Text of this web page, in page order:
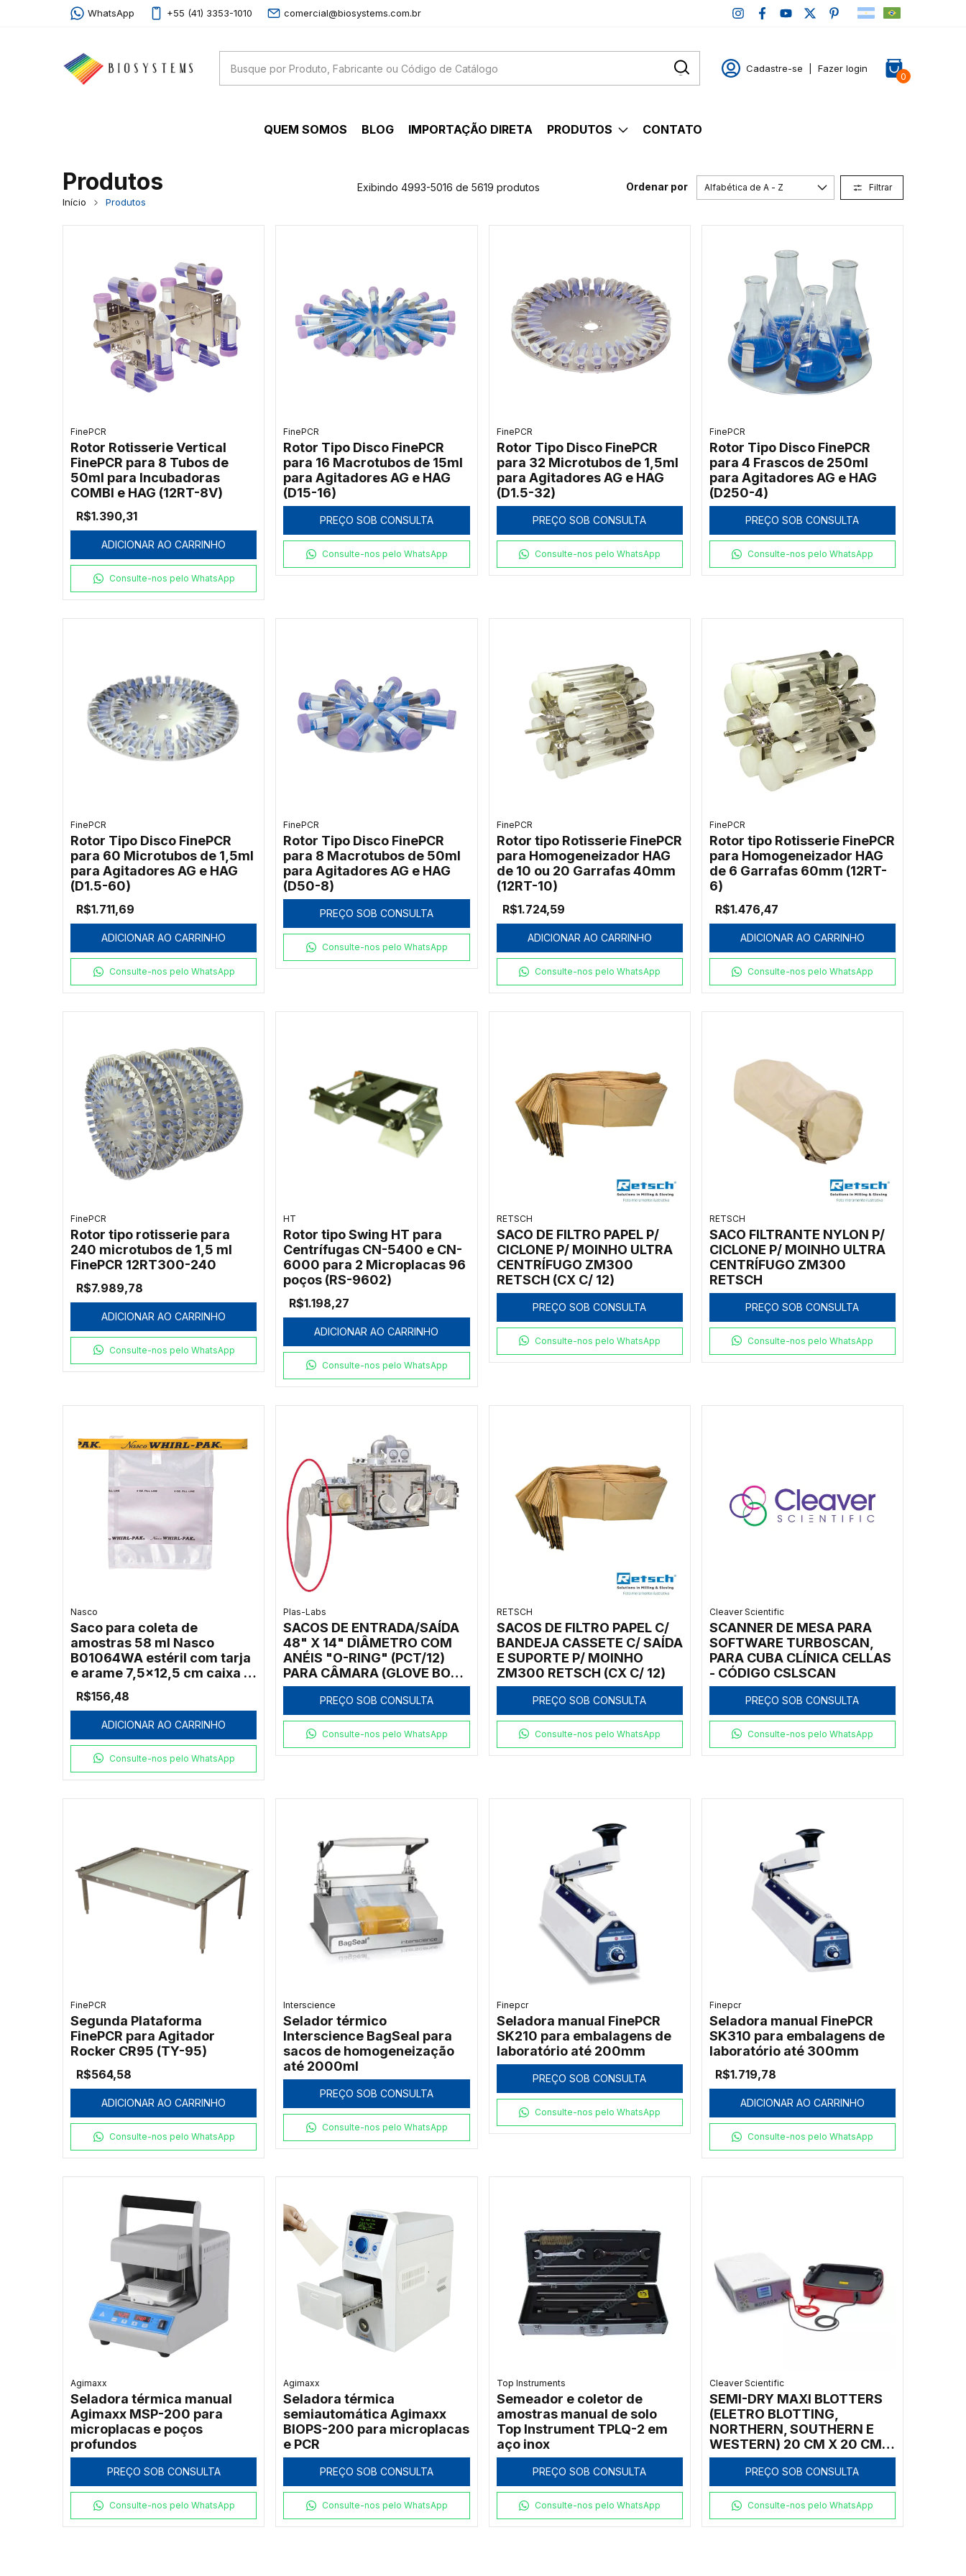
WhatsApp +55 (41) 3353-1010 comercial@biosystems.com.br
Cadastre-se Fazer login
0
QUEM SOMOS BLOG IMPORTAÇÃO DIRETA PRODUTOS CONTATO
Produtos
Início Produtos
Exibindo 4993-5016 de 5619 produtos Ordenar por Filtrar
FinePCR
Rotor Rotisserie Vertical
FinePCR para 8 Tubos de
50ml para Incubadoras
COMBI e HAG (12RT-8V)
R$1.390,31
ADICIONAR AO CARRINHO
Consulte-nos pelo WhatsApp
FinePCR
Rotor Tipo Disco FinePCR
para 16 Macrotubos de 15ml
para Agitadores AG e HAG
(D15-16)
PREÇO SOB CONSULTA
Consulte-nos pelo WhatsApp
FinePCR
Rotor Tipo Disco FinePCR
para 32 Microtubos de 1,5ml
para Agitadores AG e HAG
(D1.5-32)
PREÇO SOB CONSULTA
Consulte-nos pelo WhatsApp
FinePCR
Rotor Tipo Disco FinePCR
para 4 Frascos de 250ml
para Agitadores AG e HAG
(D250-4)
PREÇO SOB CONSULTA
Consulte-nos pelo WhatsApp
FinePCR
Rotor Tipo Disco FinePCR
para 60 Microtubos de 1,5ml
para Agitadores AG e HAG
(D1.5-60)
R$1.711,69
ADICIONAR AO CARRINHO
Consulte-nos pelo WhatsApp
FinePCR
Rotor Tipo Disco FinePCR
para 8 Macrotubos de 50ml
para Agitadores AG e HAG
(D50-8)
PREÇO SOB CONSULTA
Consulte-nos pelo WhatsApp
FinePCR
Rotor tipo Rotisserie FinePCR
para Homogeneizador HAG
de 10 ou 20 Garrafas 40mm
(12RT-10)
R$1.724,59
ADICIONAR AO CARRINHO
Consulte-nos pelo WhatsApp
FinePCR
Rotor tipo Rotisserie FinePCR
para Homogeneizador HAG
de 6 Garrafas 60mm (12RT-
6)
R$1.476,47
ADICIONAR AO CARRINHO
Consulte-nos pelo WhatsApp
FinePCR
Rotor tipo rotisserie para
240 microtubos de 1,5 ml
FinePCR 12RT300-240
R$7.989,78
ADICIONAR AO CARRINHO
Consulte-nos pelo WhatsApp
HT
Rotor tipo Swing HT para
Centrífugas CN-5400 e CN-
6000 para 2 Microplacas 96
poços (RS-9602)
R$1.198,27
ADICIONAR AO CARRINHO
Consulte-nos pelo WhatsApp
RETSCH
SACO DE FILTRO PAPEL P/
CICLONE P/ MOINHO ULTRA
CENTRÍFUGO ZM300
RETSCH (CX C/ 12)
PREÇO SOB CONSULTA
Consulte-nos pelo WhatsApp
RETSCH
SACO FILTRANTE NYLON P/
CICLONE P/ MOINHO ULTRA
CENTRÍFUGO ZM300
RETSCH
PREÇO SOB CONSULTA
Consulte-nos pelo WhatsApp
Nasco
Saco para coleta de
amostras 58 ml Nasco
B01064WA estéril com tarja
e arame 7,5x12,5 cm caixa c/
500
R$156,48
ADICIONAR AO CARRINHO
Consulte-nos pelo WhatsApp
Plas-Labs
SACOS DE ENTRADA/SAÍDA
48" X 14" DIÂMETRO COM
ANÉIS "O-RING" (PCT/12)
PARA CÂMARA (GLOVE BOX)
SÉRIE 840-PH PLAS-LABS
PREÇO SOB CONSULTA
Consulte-nos pelo WhatsApp
RETSCH
SACOS DE FILTRO PAPEL C/
BANDEJA CASSETE C/ SAÍDA
E SUPORTE P/ MOINHO
ZM300 RETSCH (CX C/ 12)
PREÇO SOB CONSULTA
Consulte-nos pelo WhatsApp
Cleaver Scientific
SCANNER DE MESA PARA
SOFTWARE TURBOSCAN,
PARA CUBA CLÍNICA CELLAS
- CÓDIGO CSLSCAN
PREÇO SOB CONSULTA
Consulte-nos pelo WhatsApp
FinePCR
Segunda Plataforma
FinePCR para Agitador
Rocker CR95 (TY-95)
R$564,58
ADICIONAR AO CARRINHO
Consulte-nos pelo WhatsApp
Interscience
Selador térmico
Interscience BagSeal para
sacos de homogeneização
até 2000ml
PREÇO SOB CONSULTA
Consulte-nos pelo WhatsApp
Finepcr
Seladora manual FinePCR
SK210 para embalagens de
laboratório até 200mm
PREÇO SOB CONSULTA
Consulte-nos pelo WhatsApp
Finepcr
Seladora manual FinePCR
SK310 para embalagens de
laboratório até 300mm
R$1.719,78
ADICIONAR AO CARRINHO
Consulte-nos pelo WhatsApp
Agimaxx
Seladora térmica manual
Agimaxx MSP-200 para
microplacas e poços
profundos
PREÇO SOB CONSULTA
Consulte-nos pelo WhatsApp
Agimaxx
Seladora térmica
semiautomática Agimaxx
BIOPS-200 para microplacas
e PCR
PREÇO SOB CONSULTA
Consulte-nos pelo WhatsApp
Top Instruments
Semeador e coletor de
amostras manual de solo
Top Instrument TPLQ-2 em
aço inox
PREÇO SOB CONSULTA
Consulte-nos pelo WhatsApp
Cleaver Scientific
SEMI-DRY MAXI BLOTTERS
(ELETRO BLOTTING,
NORTHERN, SOUTHERN E
WESTERN) 20 CM X 20 CM
COM FONTE DE
ELETROFORESE
CONJUGADA, PARA UMA
RÁPIDA TRANSFERÊNCIA DE
ÁCIDOS NUCLEICOS E
PREÇO SOB CONSULTA
Consulte-nos pelo WhatsApp